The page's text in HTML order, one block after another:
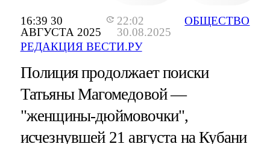
16:39 30
АВГУСТА 2025
22:02
30.08.2025
РЕДАКЦИЯ ВЕСТИ.РУ
ОБЩЕСТВО
Полиция продолжает поиски
Татьяны Магомедовой —
"женщины-дюймовочки",
исчезнувшей 21 августа на Кубани